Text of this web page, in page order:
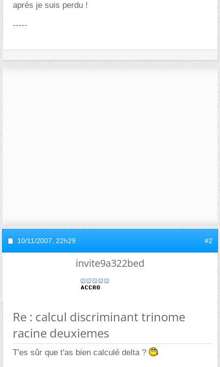
aprés je suis perdu !
-----
10/11/2007, 22h29 #2
invite9a322bed
Re : calcul discriminant trinome
racine deuxiemes
T'es sûr que t'as bien calculé delta ?